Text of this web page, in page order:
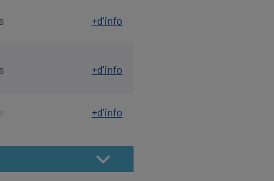
+d'info
+d'info
+d'info